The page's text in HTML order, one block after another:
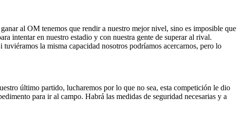
al OM tenemos que rendir a nuestro mejor nivel, sino es imposible que
intentar en nuestro estadio y con nuestra gente de superar al rival.
la misma capacidad nosotros podríamos acercarnos, pero lo
último partido, lucharemos por lo que no sea, esta competición le dio
para ir al campo. Habrá las medidas de seguridad necesarias y a